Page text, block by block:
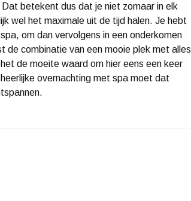
betekent dus dat je niet zomaar in elk
wel het maximale uit de tijd halen. Je hebt
om dan vervolgens in een onderkomen
de combinatie van een mooie plek met alles
de moeite waard om hier eens een keer
overnachting met spa moet dat